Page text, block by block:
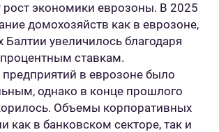
рост экономики еврозоны. В 2025
домохозяйств как в еврозоне,
Балтии увеличилось благодаря
ставкам.
в еврозоне было
однако в конце прошлого
Объемы корпоративных
как в банковском секторе, так и